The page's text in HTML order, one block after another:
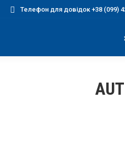
Телефон для довідок +38 (099)